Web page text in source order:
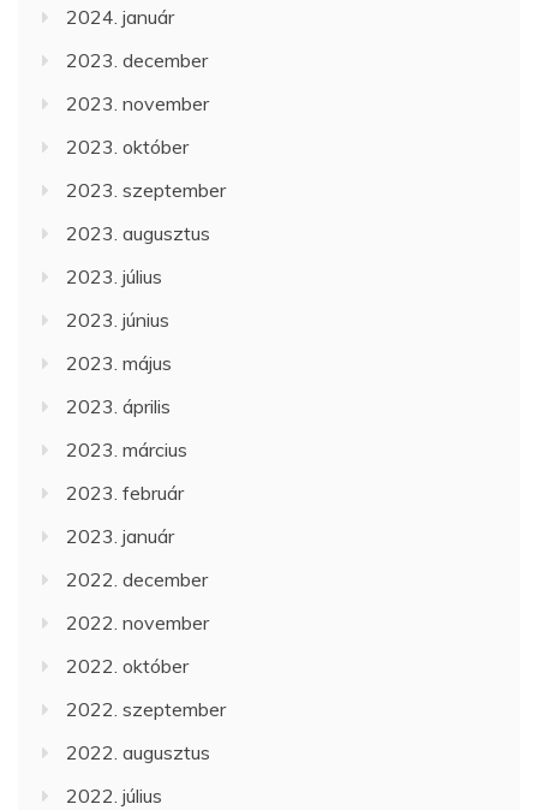
2024. január
2023. december
2023. november
2023. október
2023. szeptember
2023. augusztus
2023. július
2023. június
2023. május
2023. április
2023. március
2023. február
2023. január
2022. december
2022. november
2022. október
2022. szeptember
2022. augusztus
2022. július